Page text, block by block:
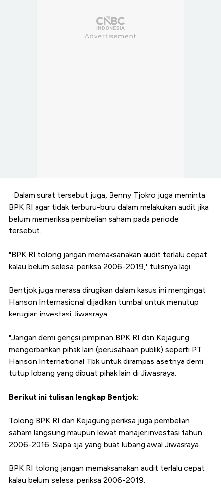
Dalam surat tersebut juga, Benny Tjokro juga meminta
BPK RI agar tidak terburu-buru dalam melakukan audit jika
belum memeriksa pembelian saham pada periode
tersebut.
"BPK RI tolong jangan memaksanakan audit terlalu cepat
kalau belum selesai periksa 2006-2019," tulisnya lagi.
Bentjok juga merasa dirugikan dalam kasus ini mengingat
Hanson Internasional dijadikan tumbal untuk menutup
kerugian investasi Jiwasraya.
"Jangan demi gengsi pimpinan BPK RI dan Kejagung
mengorbankan pihak lain (perusahaan publik) seperti PT
Hanson International Tbk untuk dirampas asetnya demi
tutup lobang yang dibuat pihak lain di Jiwasraya.
Berikut ini tulisan lengkap Bentjok:
Tolong BPK RI dan Kejagung periksa juga pembelian
saham langsung maupun lewat manajer investasi tahun
2006-2016. Siapa aja yang buat lubang awal Jiwasraya.
BPK RI tolong jangan memaksanakan audit terlalu cepat
kalau belum selesai periksa 2006-2019.